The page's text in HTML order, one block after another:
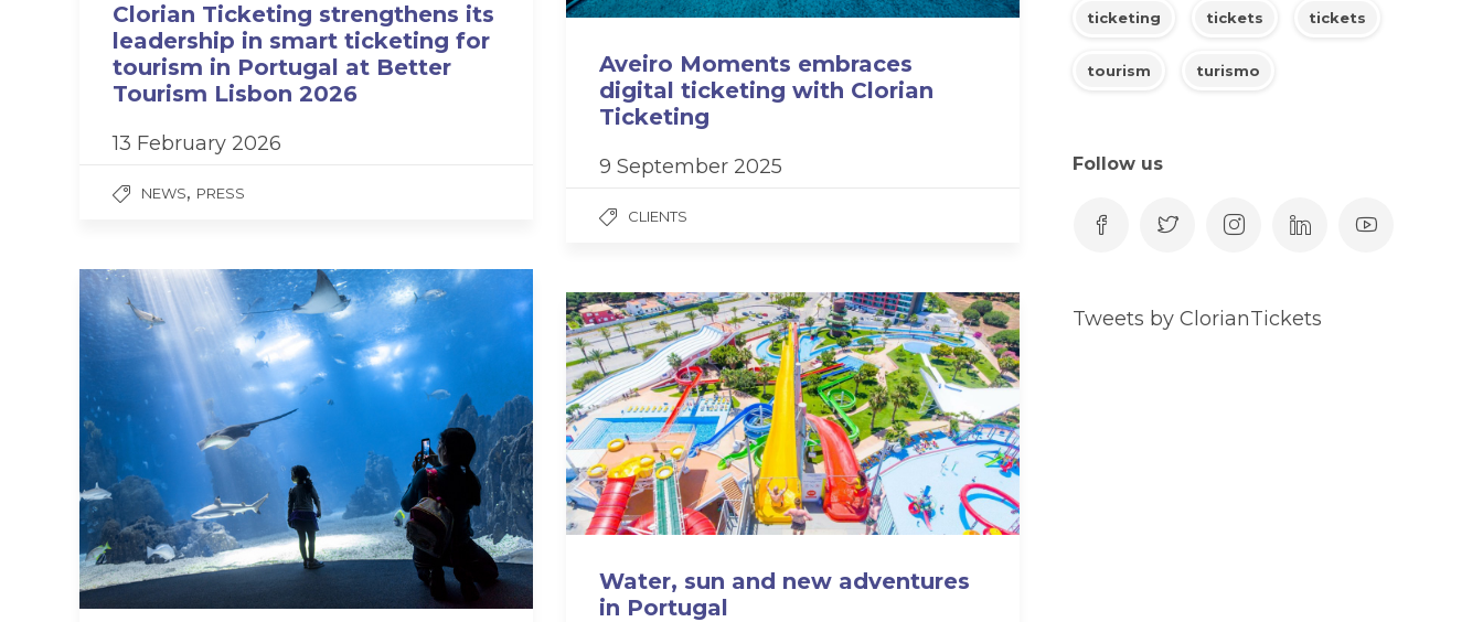
Clorian Ticketing strengthens its
leadership in smart ticketing for
tourism in Portugal at Better
Tourism Lisbon 2026
13 February 2026
NEWS, PRESS
Aveiro Moments embraces
digital ticketing with Clorian
Ticketing
9 September 2025
CLIENTS
Water, sun and new adventures
in Portugal
ticketing tickets tickets
tourism turismo
Follow us
Tweets by ClorianTickets